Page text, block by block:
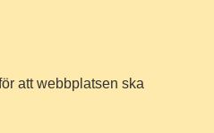
att webbplatsen ska